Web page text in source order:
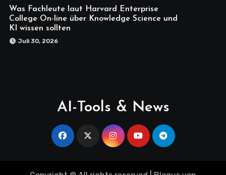
Was Fachleute laut Harvard Enterprise
College On-line über Knowledge Science und
KI wissen sollten
Juli 30, 2026
AI-Tools & News